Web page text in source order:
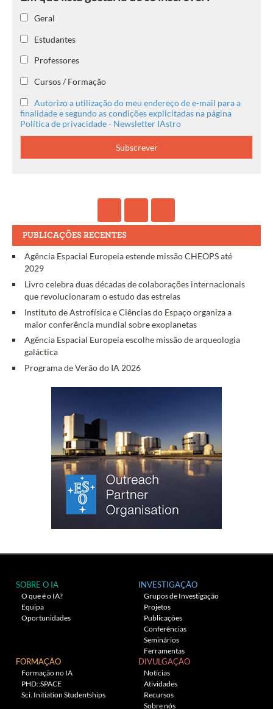
Geral
Estudantes
Professores
Cursos / Formação
Autorizo a utilização do meu endereço de e-mail para a
finalidade e segundo as condições explicitadas na página
Política de privacidade - Newsletter IAstro
PUBLICAÇÕES RECENTES
Agência Espacial Europeia estende missão CHEOPS até
2029
Livro celebra duas décadas de colaborações internacionais
que revolucionaram o estudo das estrelas
Instituto de Astrofísica e Ciências do Espaço organiza a
maior conferência mundial sobre exoplanetas
Agência Espacial Europeia escolhe missão de arqueologia
galáctica
Programa de Verão do IA 2026
SOBRE O IA
O que é o IA?
Equipa
Oportunidades
INVESTIGAÇÃO
Grupos de Investigação
Projetos
Publicações
Conferências
Seminários
Ferramentas
FORMAÇÃO
Formação no IA
PHD::SPACE
Sci. Initiation Studentships
DIVULGAÇÃO
Notícias
Atividades
Recursos
Sobre nós